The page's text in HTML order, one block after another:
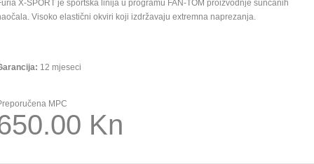
X-SPORT je sportska linija u programu FAN-TOM proizvodnje sunčanih
Visoko elastični okviri koji izdržavaju extremna naprezanja.
: 12 mjeseci
MPC
Kn